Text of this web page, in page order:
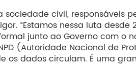
civil, responsáveis
“Estamos nessa luta desde
junto ao Governo com o
(Autoridade Nacional de
dados circulam. É uma